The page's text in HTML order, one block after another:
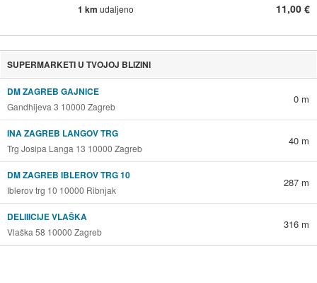
1 km udaljeno 11,00 €
SUPERMARKETI U TVOJOJ BLIZINI
DM ZAGREB GAJNICE
Gandhijeva 3 10000 Zagreb
0 m
INA ZAGREB LANGOV TRG
Trg Josipa Langa 13 10000 Zagreb
40 m
DM ZAGREB IBLEROV TRG 10
Iblerov trg 10 10000 Ribnjak
287 m
DELIIICIJE VLAŠKA
Vlaška 58 10000 Zagreb
316 m